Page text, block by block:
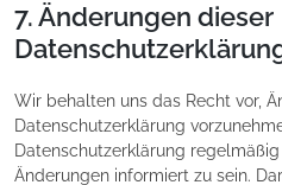
7. Änderungen dieser
Wir behalten uns das Recht vor,
Datenschutzerklärung
Datenschutzerklärung
Änderungen informiert zu sein.